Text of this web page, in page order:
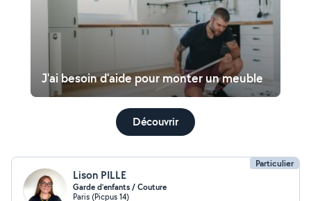
J'ai besoin d'aide pour monter un meuble
Découvrir
Particulier
Lison PILLE
Garde d’enfants / Couture
Paris (Picpus 14)